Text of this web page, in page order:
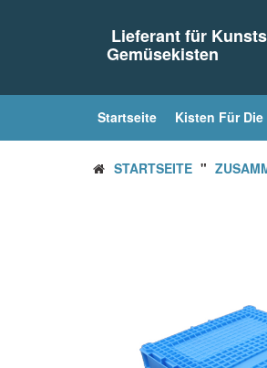
Lieferant für
Gemüsekisten
Startseite Kisten Für
STARTSEITE "